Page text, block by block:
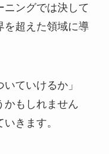
ニングでは決して
を超えた領域に導
ていけるか」
かもしれません
きます。